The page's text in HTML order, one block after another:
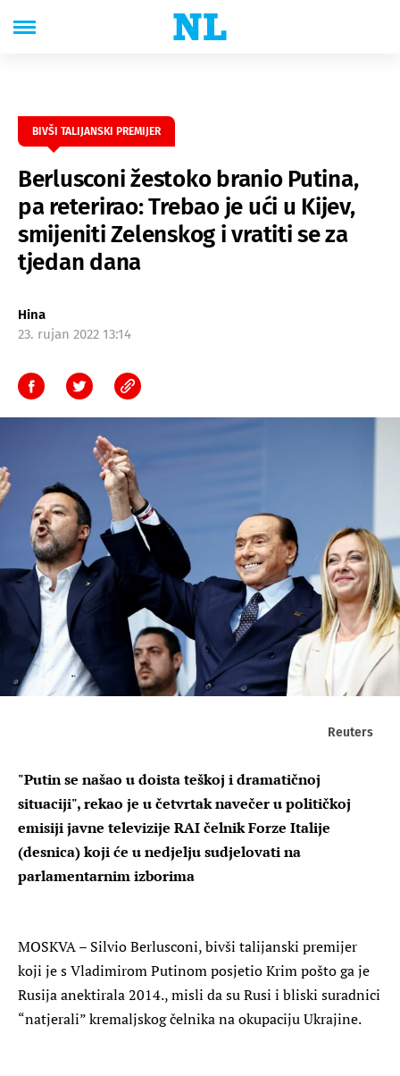
BIVŠI TALIJANSKI PREMIJER
Berlusconi žestoko branio Putina,
pa reterirao: Trebao je ući u Kijev,
smijeniti Zelenskog i vratiti se za
tjedan dana
Hina
23. rujan 2022 13:14
Reuters
"Putin se našao u doista teškoj i dramatičnoj
situaciji", rekao je u četvrtak navečer u političkoj
emisiji javne televizije RAI čelnik Forze Italije
(desnica) koji će u nedjelju sudjelovati na
parlamentarnim izborima
MOSKVA – Silvio Berlusconi, bivši talijanski premijer
koji je s Vladimirom Putinom posjetio Krim pošto ga je
Rusija anektirala 2014., misli da su Rusi i bliski suradnici
“natjerali” kremaljskog čelnika na okupaciju Ukrajine.